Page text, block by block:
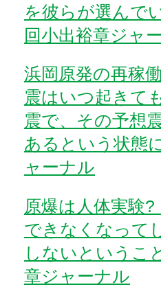
を彼らが選んで
回小出裕章ジャ
浜岡原発の再稼
震はいつ起きて
震で、その予想
あるという状態
ャーナル
原爆は人体実験
できなくなって
しないというこ
章ジャーナル